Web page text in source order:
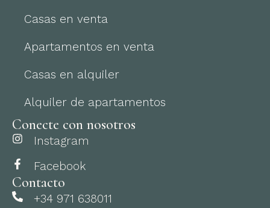
Casas en venta
Apartamentos en venta
Casas en alquiler
Alquiler de apartamentos
Conecte con nosotros
Instagram
Facebook
Contacto
+34 971 638011